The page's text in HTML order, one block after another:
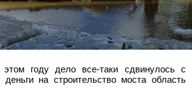
этом году дело все-таки сдвинулось с
на строительство моста область